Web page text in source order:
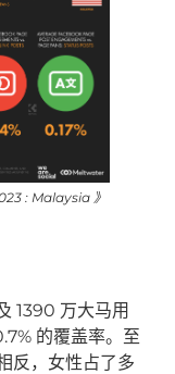
: Malaysia 》
1390 万大马用
的覆盖率。至
反，女性占了多